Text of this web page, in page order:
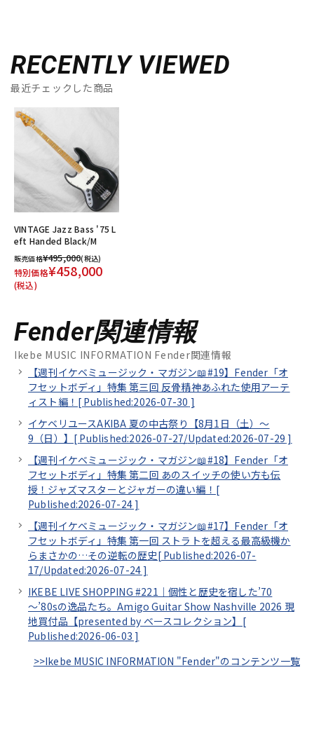
RECENTLY VIEWED
最近チェックした商品
VINTAGE Jazz Bass '75 L
eft Handed Black/M
販売価格¥495,000(税込)
特別価格¥458,000
(税込)
Fender関連情報
Ikebe MUSIC INFORMATION Fender関連情報
【週刊イケベミュージック・マガジン📖#19】Fender「オ
フセットボディ」特集 第三回 反骨精神あふれた使用アーテ
ィスト編！[ Published:2026-07-30 ]
イケベリユースAKIBA 夏の中古祭り【8月1日（土）～
9（日）】[ Published:2026-07-27/Updated:2026-07-29 ]
【週刊イケベミュージック・マガジン📖#18】Fender「オ
フセットボディ」特集 第二回 あのスイッチの使い方も伝
授！ジャズマスターとジャガーの違い編！[
Published:2026-07-24 ]
【週刊イケベミュージック・マガジン📖#17】Fender「オ
フセットボディ」特集 第一回 ストラトを超える最高級機か
らまさかの…その逆転の歴史[ Published:2026-07-
17/Updated:2026-07-24 ]
IKEBE LIVE SHOPPING #221｜個性と歴史を宿した’70
～’80sの逸品たち。Amigo Guitar Show Nashville 2026 現
地買付品【presented by ベースコレクション】[
Published:2026-06-03 ]
>>Ikebe MUSIC INFORMATION "Fender"のコンテンツ一覧